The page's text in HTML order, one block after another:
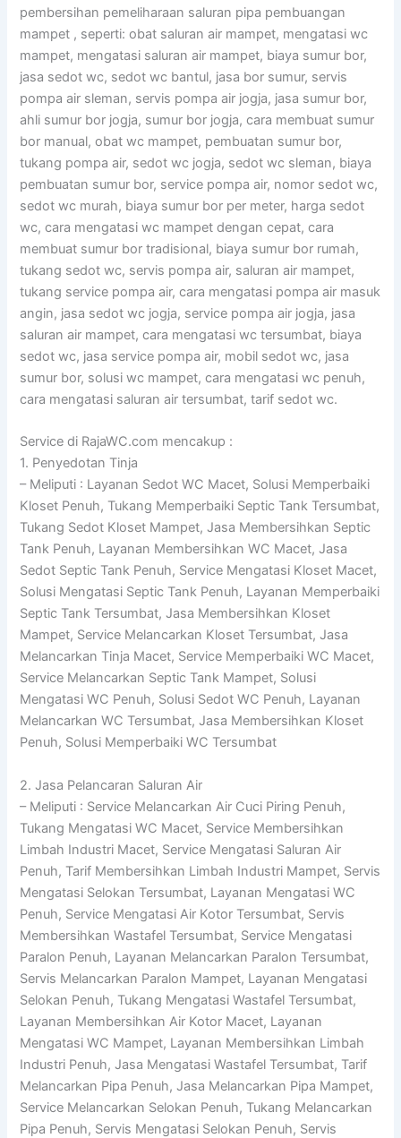
pembersihan pemeliharaan saluran pipa pembuangan
mampet , seperti: obat saluran air mampet, mengatasi wc
mampet, mengatasi saluran air mampet, biaya sumur bor,
jasa sedot wc, sedot wc bantul, jasa bor sumur, servis
pompa air sleman, servis pompa air jogja, jasa sumur bor,
ahli sumur bor jogja, sumur bor jogja, cara membuat sumur
bor manual, obat wc mampet, pembuatan sumur bor,
tukang pompa air, sedot wc jogja, sedot wc sleman, biaya
pembuatan sumur bor, service pompa air, nomor sedot wc,
sedot wc murah, biaya sumur bor per meter, harga sedot
wc, cara mengatasi wc mampet dengan cepat, cara
membuat sumur bor tradisional, biaya sumur bor rumah,
tukang sedot wc, servis pompa air, saluran air mampet,
tukang service pompa air, cara mengatasi pompa air masuk
angin, jasa sedot wc jogja, service pompa air jogja, jasa
saluran air mampet, cara mengatasi wc tersumbat, biaya
sedot wc, jasa service pompa air, mobil sedot wc, jasa
sumur bor, solusi wc mampet, cara mengatasi wc penuh,
cara mengatasi saluran air tersumbat, tarif sedot wc.
Service di RajaWC.com mencakup :
1. Penyedotan Tinja
– Meliputi : Layanan Sedot WC Macet, Solusi Memperbaiki
Kloset Penuh, Tukang Memperbaiki Septic Tank Tersumbat,
Tukang Sedot Kloset Mampet, Jasa Membersihkan Septic
Tank Penuh, Layanan Membersihkan WC Macet, Jasa
Sedot Septic Tank Penuh, Service Mengatasi Kloset Macet,
Solusi Mengatasi Septic Tank Penuh, Layanan Memperbaiki
Septic Tank Tersumbat, Jasa Membersihkan Kloset
Mampet, Service Melancarkan Kloset Tersumbat, Jasa
Melancarkan Tinja Macet, Service Memperbaiki WC Macet,
Service Melancarkan Septic Tank Mampet, Solusi
Mengatasi WC Penuh, Solusi Sedot WC Penuh, Layanan
Melancarkan WC Tersumbat, Jasa Membersihkan Kloset
Penuh, Solusi Memperbaiki WC Tersumbat
2. Jasa Pelancaran Saluran Air
– Meliputi : Service Melancarkan Air Cuci Piring Penuh,
Tukang Mengatasi WC Macet, Service Membersihkan
Limbah Industri Macet, Service Mengatasi Saluran Air
Penuh, Tarif Membersihkan Limbah Industri Mampet, Servis
Mengatasi Selokan Tersumbat, Layanan Mengatasi WC
Penuh, Service Mengatasi Air Kotor Tersumbat, Servis
Membersihkan Wastafel Tersumbat, Service Mengatasi
Paralon Penuh, Layanan Melancarkan Paralon Tersumbat,
Servis Melancarkan Paralon Mampet, Layanan Mengatasi
Selokan Penuh, Tukang Mengatasi Wastafel Tersumbat,
Layanan Membersihkan Air Kotor Macet, Layanan
Mengatasi WC Mampet, Layanan Membersihkan Limbah
Industri Penuh, Jasa Mengatasi Wastafel Tersumbat, Tarif
Melancarkan Pipa Penuh, Jasa Melancarkan Pipa Mampet,
Service Melancarkan Selokan Penuh, Tukang Melancarkan
Pipa Penuh, Servis Mengatasi Selokan Penuh, Servis